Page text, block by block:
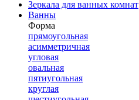
Зеркала для ванных комнат
Ванны
Форма
прямоугольная
асимметричная
угловая
овальная
пятиугольная
круглая